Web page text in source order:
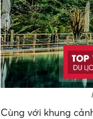
Cùng với khung